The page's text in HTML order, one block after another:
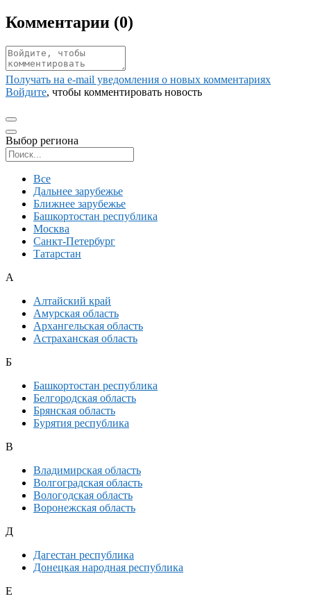
Комментарии (0)
Получать на e‑mail уведомления о новых комментариях
Войдите, чтобы комментировать новость
Выбор региона
Все
Дальнее зарубежье
Ближнее зарубежье
Башкортостан республика
Москва
Санкт-Петербург
Татарстан
А
Алтайский край
Амурская область
Архангельская область
Астраханская область
Б
Башкортостан республика
Белгородская область
Брянская область
Бурятия республика
В
Владимирская область
Волгоградская область
Вологодская область
Воронежская область
Д
Дагестан республика
Донецкая народная республика
Е